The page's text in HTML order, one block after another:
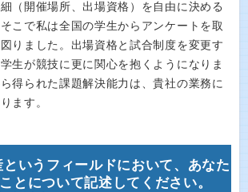
（開催場所、出場資格）を自由に決める
こで私は全国の学生からアンケートを取
りました。出場資格と試合制度を変更す
生が競技に更に関心を抱くようになりま
得られた課題解決能力は、貴社の業務に
ます。
というフィールドにおいて、あなた
とについて記述してください。